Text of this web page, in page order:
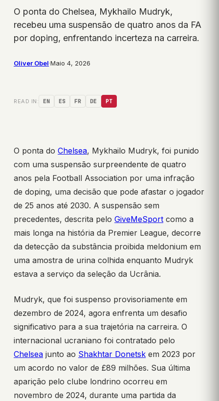
O ponta do Chelsea, Mykhailo Mudryk,
recebeu uma suspensão de quatro anos da FA
por doping, enfrentando incerteza na carreira.
Oliver Obel·Maio 4, 2026
READ IN: EN ES FR DE PT
O ponta do Chelsea, Mykhailo Mudryk, foi punido
com uma suspensão surpreendente de quatro
anos pela Football Association por uma infração
de doping, uma decisão que pode afastar o jogador
de 25 anos até 2030. A suspensão sem
precedentes, descrita pelo GiveMeSport como a
mais longa na história da Premier League, decorre
da detecção da substância proibida meldonium em
uma amostra de urina colhida enquanto Mudryk
estava a serviço da seleção da Ucrânia.
Mudryk, que foi suspenso provisoriamente em
dezembro de 2024, agora enfrenta um desafio
significativo para a sua trajetória na carreira. O
internacional ucraniano foi contratado pelo
Chelsea junto ao Shakhtar Donetsk em 2023 por
um acordo no valor de £89 milhões. Sua última
aparição pelo clube londrino ocorreu em
novembro de 2024, durante uma partida da